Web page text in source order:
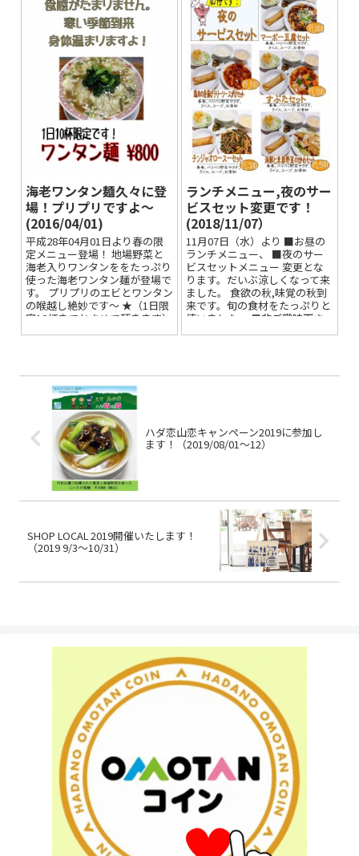
海老ワンタン麺久々に登
場！プリプリですよ～
(2016/04/01)
平成28年04月01日より春の限
定メニュー登場！ 地場野菜と
海老入りワンタンををたっぷり
使った海老ワンタン麺が登場で
す。 プリプリのエビとワンタン
の喉越し絶妙です～ ★（1日限
定10杯までとさせて頂きます）
ランチメニュー,夜のサー
ビスセット変更です！
(2018/11/07）
11月07日（水）より ■お昼の
ランチメニュー、 ■夜のサー
ビスセットメニュー 変更とな
ります。だいぶ涼しくなって来
ました。 食欲の秋,味覚の秋到
来です。旬の食材をたっぷりと
使いました。 是非ご賞味下さ
い！
ハダ恋山恋キャンペーン2019に参加し
ます！（2019/08/01～12）
SHOP LOCAL 2019開催いたします！
（2019 9/3～10/31）